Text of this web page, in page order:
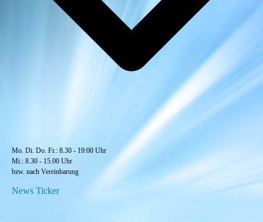
Mo. Di. Do. Fr.: 8.30 - 19:00 Uhr
Mi.: 8.30 - 15.00 Uhr
bzw. nach Vereinbarung
News Ticker